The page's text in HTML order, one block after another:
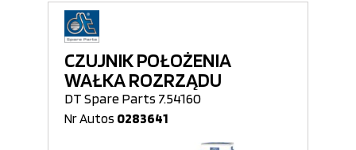
CZUJNIK POŁOŻENIA
WAŁKA ROZRZĄDU
DT Spare Parts 7.54160
Nr Autos 0283641